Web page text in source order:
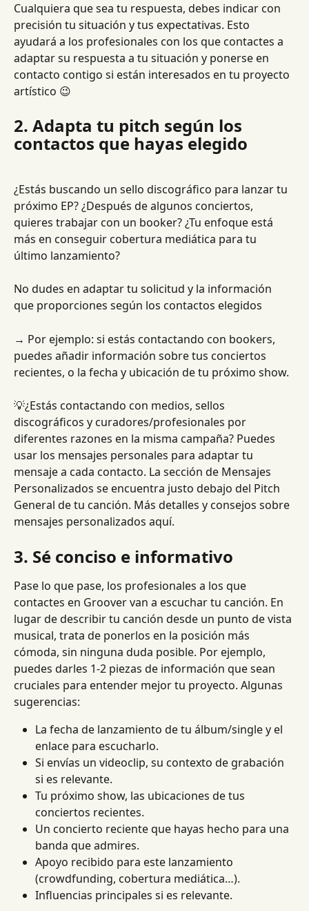
Cualquiera que sea tu respuesta, debes indicar con
precisión tu situación y tus expectativas. Esto
ayudará a los profesionales con los que contactes a
adaptar su respuesta a tu situación y ponerse en
contacto contigo si están interesados en tu proyecto
artístico 😉
2. Adapta tu pitch según los
contactos que hayas elegido
¿Estás buscando un sello discográfico para lanzar tu
próximo EP? ¿Después de algunos conciertos,
quieres trabajar con un booker? ¿Tu enfoque está
más en conseguir cobertura mediática para tu
último lanzamiento?
No dudes en adaptar tu solicitud y la información
que proporciones según los contactos elegidos
→ Por ejemplo: si estás contactando con bookers,
puedes añadir información sobre tus conciertos
recientes, o la fecha y ubicación de tu próximo show.
💡¿Estás contactando con medios, sellos
discográficos y curadores/profesionales por
diferentes razones en la misma campaña? Puedes
usar los mensajes personales para adaptar tu
mensaje a cada contacto. La sección de Mensajes
Personalizados se encuentra justo debajo del Pitch
General de tu canción. Más detalles y consejos sobre
mensajes personalizados aquí.
3. Sé conciso e informativo
Pase lo que pase, los profesionales a los que
contactes en Groover van a escuchar tu canción. En
lugar de describir tu canción desde un punto de vista
musical, trata de ponerlos en la posición más
cómoda, sin ninguna duda posible. Por ejemplo,
puedes darles 1-2 piezas de información que sean
cruciales para entender mejor tu proyecto. Algunas
sugerencias:
La fecha de lanzamiento de tu álbum/single y el
enlace para escucharlo.
Si envías un videoclip, su contexto de grabación
si es relevante.
Tu próximo show, las ubicaciones de tus
conciertos recientes.
Un concierto reciente que hayas hecho para una
banda que admires.
Apoyo recibido para este lanzamiento
(crowdfunding, cobertura mediática…).
Influencias principales si es relevante.